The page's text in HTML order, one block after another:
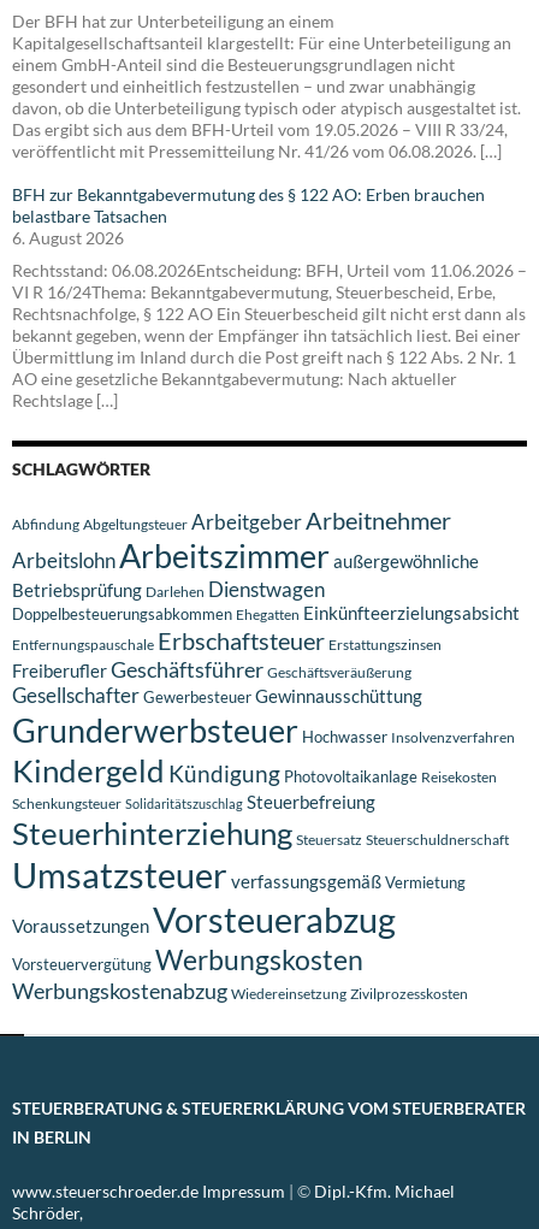
Der BFH hat zur Unterbeteiligung an einem
Kapitalgesellschaftsanteil klargestellt: Für eine Unterbeteiligung an
einem GmbH-Anteil sind die Besteuerungsgrundlagen nicht
gesondert und einheitlich festzustellen – und zwar unabhängig
davon, ob die Unterbeteiligung typisch oder atypisch ausgestaltet ist.
Das ergibt sich aus dem BFH-Urteil vom 19.05.2026 – VIII R 33/24,
veröffentlicht mit Pressemitteilung Nr. 41/26 vom 06.08.2026. […]
BFH zur Bekanntgabevermutung des § 122 AO: Erben brauchen
belastbare Tatsachen
6. August 2026
Rechtsstand: 06.08.2026Entscheidung: BFH, Urteil vom 11.06.2026 –
VI R 16/24Thema: Bekanntgabevermutung, Steuerbescheid, Erbe,
Rechtsnachfolge, § 122 AO Ein Steuerbescheid gilt nicht erst dann als
bekannt gegeben, wenn der Empfänger ihn tatsächlich liest. Bei einer
Übermittlung im Inland durch die Post greift nach § 122 Abs. 2 Nr. 1
AO eine gesetzliche Bekanntgabevermutung: Nach aktueller
Rechtslage […]
SCHLAGWÖRTER
Abfindung Abgeltungsteuer ArbeitgeberArbeitnehmer
ArbeitslohnArbeitszimmeraußergewöhnliche
Betriebsprüfung Darlehen Dienstwagen
Doppelbesteuerungsabkommen Ehegatten Einkünfteerzielungsabsicht
Entfernungspauschale Erbschaftsteuer Erstattungszinsen
FreiberuflerGeschäftsführer Geschäftsveräußerung
GesellschafterGewerbesteuerGewinnausschüttung
Grunderwerbsteuer Hochwasser Insolvenzverfahren
Kindergeld Kündigung Photovoltaikanlage Reisekosten
Schenkungsteuer Solidaritätszuschlag Steuerbefreiung
Steuerhinterziehung Steuersatz Steuerschuldnerschaft
Umsatzsteuer verfassungsgemäßVermietung
VoraussetzungenVorsteuerabzug
VorsteuervergütungWerbungskosten
Werbungskostenabzug Wiedereinsetzung Zivilprozesskosten
STEUERBERATUNG & STEUERERKLÄRUNG VOM STEUERBERATER
IN BERLIN
www.steuerschroeder.de Impressum | © Dipl.-Kfm. Michael
Schröder,